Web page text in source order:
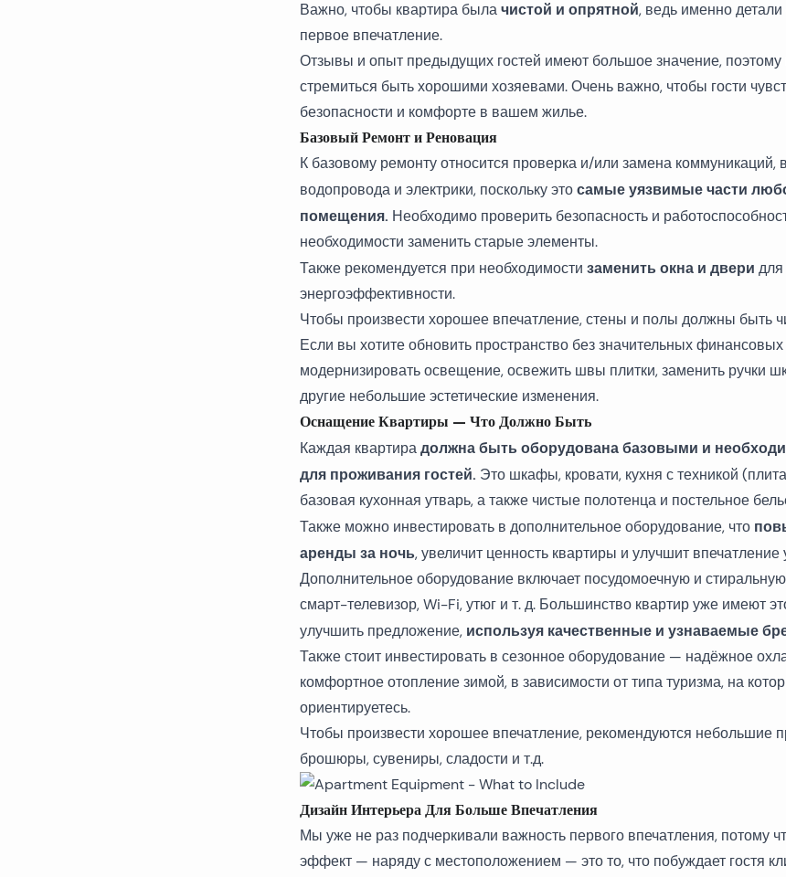
Важно, чтобы квартира была чистой и опрятной, ведь именно
первое впечатление.
Отзывы и опыт предыдущих гостей имеют большое значение, поэтому
стремиться быть хорошими хозяевами. Очень важно, чтобы гости
безопасности и комфорте в вашем жилье.
Базовый Ремонт и Реновация
К базовому ремонту относится проверка и/или замена коммуникаций,
водопровода и электрики, поскольку это самые уязвимые части
помещения. Необходимо проверить безопасность и
необходимости заменить старые элементы.
Также рекомендуется при необходимости заменить окна и двери
энергоэффективности.
Чтобы произвести хорошее впечатление, стены и полы должны быть
Если вы хотите обновить пространство без значительных
модернизировать освещение, освежить швы плитки, заменить ручки
другие небольшие эстетические изменения.
Оснащение Квартиры — Что Должно Быть
Каждая квартира должна быть оборудована базовыми и
для проживания гостей. Это шкафы, кровати, кухня с техникой
базовая кухонная утварь, а также чистые полотенца и постельное
Также можно инвестировать в дополнительное оборудование, что
аренды за ночь, увеличит ценность квартиры и улучшит впечатление
Дополнительное оборудование включает посудомоечную и
смарт-телевизор, Wi-Fi, утюг и т. д. Большинство квартир уже имеют
улучшить предложение, используя качественные и узнаваемые
Также стоит инвестировать в сезонное оборудование — надёжное
комфортное отопление зимой, в зависимости от типа туризма, на
ориентируетесь.
Чтобы произвести хорошее впечатление, рекомендуются небольшие
брошюры, сувениры, сладости и т.д.
Дизайн Интерьера Для Больше Впечатления
Мы уже не раз подчеркивали важность первого впечатления, потому
эффект — наряду с местоположением — это то, что побуждает гостя